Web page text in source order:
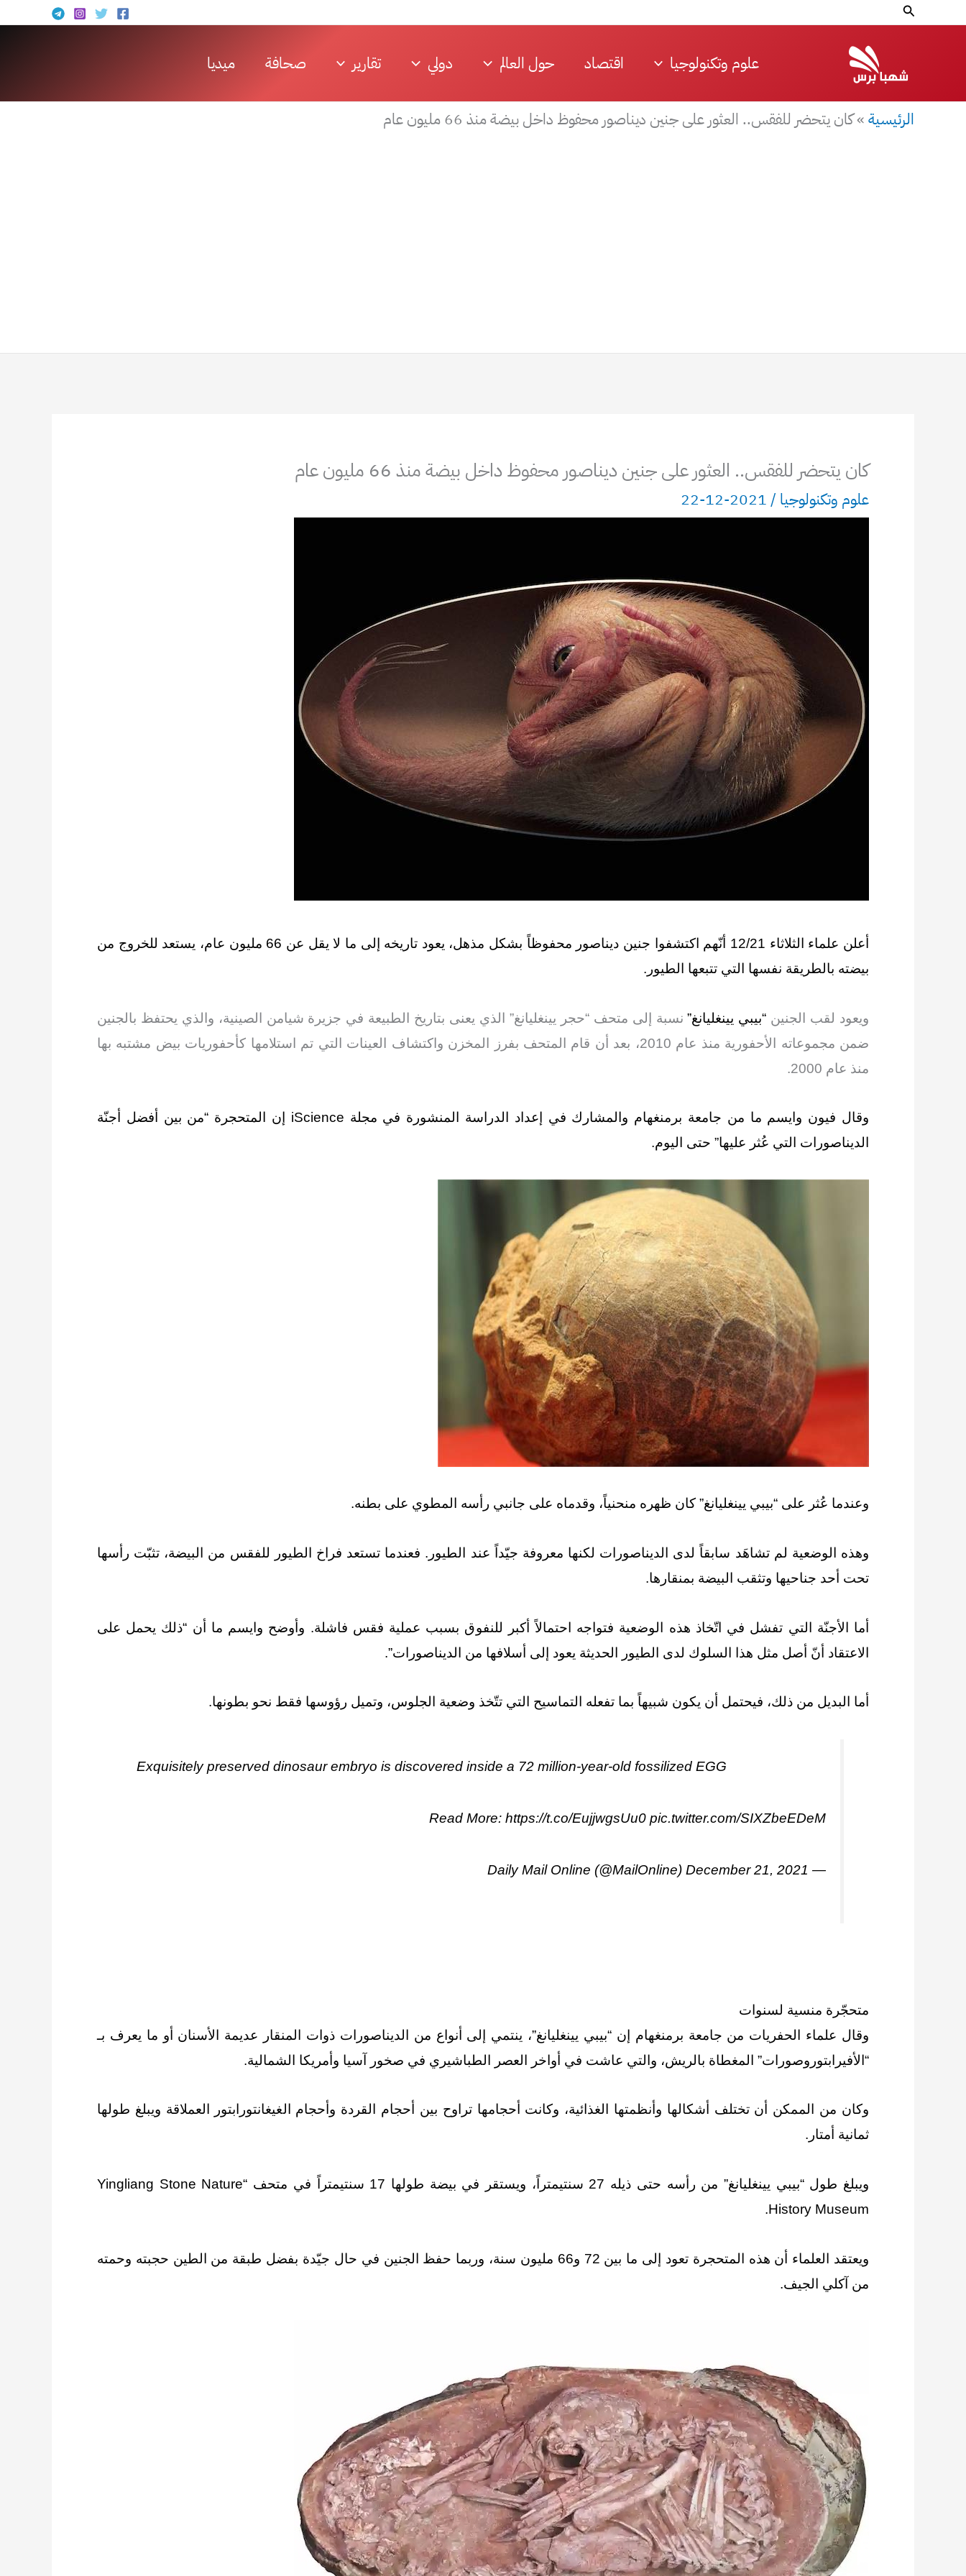
البحث
علوم وتكنولوجيا اقتصاد حول العالم دولي تقارير صحافة ميديا
الرئيسية»كان يتحضر للفقس.. العثور على جنين ديناصور محفوظ داخل بيضة منذ 66 مليون عام
كان يتحضر للفقس.. العثور على جنين ديناصور محفوظ داخل بيضة منذ 66 مليون عام
علوم وتكنولوجيا /
2021-12-22
أعلن علماء الثلاثاء 12/21 أنّهم اكتشفوا جنين ديناصور محفوظاً بشكل مذهل، يعود تاريخه إلى ما لا يقل عن 66 مليون عام، يستعد للخروج من
بيضته بالطريقة نفسها التي تتبعها الطيور.
ويعود لقب الجنين “بيبي يينغليانغ” نسبة إلى متحف “حجر يينغليانغ” الذي يعنى بتاريخ الطبيعة في جزيرة شيامن الصينية، والذي يحتفظ بالجنين
ضمن مجموعاته الأحفورية منذ عام 2010، بعد أن قام المتحف بفرز المخزن واكتشاف العينات التي تم استلامها كأحفوريات بيض مشتبه بها
منذ عام 2000.
وقال فيون وايسم ما من جامعة برمنغهام والمشارك في إعداد الدراسة المنشورة في مجلة iScience إن المتحجرة “من بين أفضل أجنّة
الديناصورات التي عُثر عليها” حتى اليوم.
وعندما عُثر على “بيبي يينغليانغ” كان ظهره منحنياً، وقدماه على جانبي رأسه المطوي على بطنه.
وهذه الوضعية لم تشاهَد سابقاً لدى الديناصورات لكنها معروفة جيّداً عند الطيور. فعندما تستعد فراخ الطيور للفقس من البيضة، تثبّت رأسها
تحت أحد جناحيها وتثقب البيضة بمنقارها.
أما الأجنّة التي تفشل في اتّخاذ هذه الوضعية فتواجه احتمالاً أكبر للنفوق بسبب عملية فقس فاشلة. وأوضح وايسم ما أن “ذلك يحمل على
الاعتقاد أنّ أصل مثل هذا السلوك لدى الطيور الحديثة يعود إلى أسلافها من الديناصورات”.
أما البديل من ذلك، فيحتمل أن يكون شبيهاً بما تفعله التماسيح التي تتّخذ وضعية الجلوس، وتميل رؤوسها فقط نحو بطونها.
Exquisitely preserved dinosaur embryo is discovered inside a 72 million-year-old fossilized EGG
Read More:https://t.co/EujjwgsUu0 pic.twitter.com/SIXZbeEDeM
— Daily Mail Online (@MailOnline)
December 21, 2021
متحجّرة منسية لسنوات
وقال علماء الحفريات من جامعة برمنغهام إن “بيبي يينغليانغ”، ينتمي إلى أنواع من الديناصورات ذوات المنقار عديمة الأسنان أو ما يعرف بـ
“الأفيرابتوروصورات” المغطاة بالريش، والتي عاشت في أواخر العصر الطباشيري في صخور آسيا وأمريكا الشمالية.
وكان من الممكن أن تختلف أشكالها وأنظمتها الغذائية، وكانت أحجامها تراوح بين أحجام القردة وأحجام الغيغانتورابتور العملاقة ويبلغ طولها
ثمانية أمتار.
ويبلغ طول “بيبي يينغليانغ” من رأسه حتى ذيله 27 سنتيمتراً، ويستقر في بيضة طولها 17 سنتيمتراً في متحف “Yingliang Stone Nature
History Museum.
ويعتقد العلماء أن هذه المتحجرة تعود إلى ما بين 72 و66 مليون سنة، وربما حفظ الجنين في حال جيّدة بفضل طبقة من الطين حجبته وحمته
من آكلي الجيف.